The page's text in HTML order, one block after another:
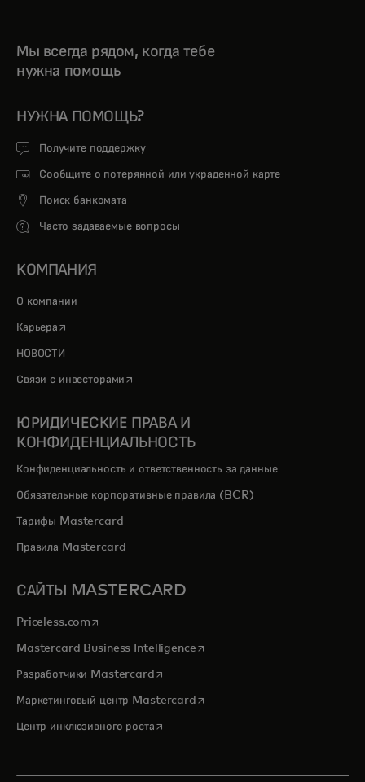
Мы всегда рядом, когда тебе
нужна помощь
НУЖНА ПОМОЩЬ?
Получите поддержку
Сообщите о потерянной или украденной карте
Поиск банкомата
Часто задаваемые вопросы
КОМПАНИЯ
О компании
Карьера opens in a new tab
НОВОСТИ
Связи с инвесторами opens in a new tab
ЮРИДИЧЕСКИЕ ПРАВА И
КОНФИДЕНЦИАЛЬНОСТЬ
Конфиденциальность и ответственность за данные
Обязательные корпоративные правила (BCR)
Тарифы Mastercard
Правила Mastercard
САЙТЫ MASTERCARD
Priceless.com opens in a new tab
Mastercard Business Intelligenceopens in a new tab
Разработчики Mastercardopens in a new tab
Маркетинговый центр Mastercardopens in a new tab
Центр инклюзивного ростаopens in a new tab